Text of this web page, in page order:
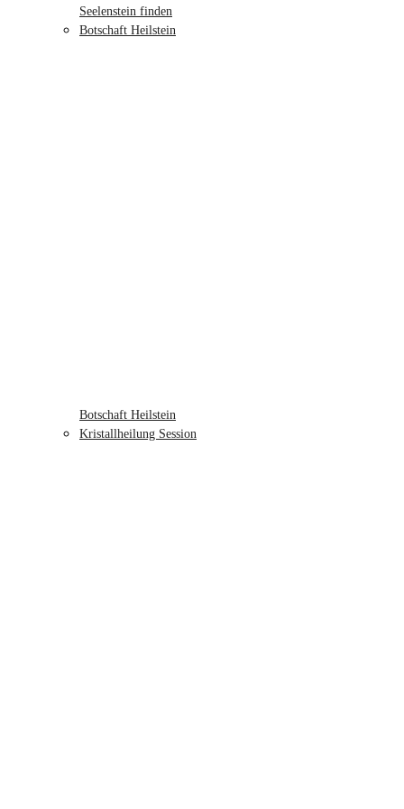
Seelenstein finden
Botschaft Heilstein
Botschaft Heilstein
Kristallheilung Session